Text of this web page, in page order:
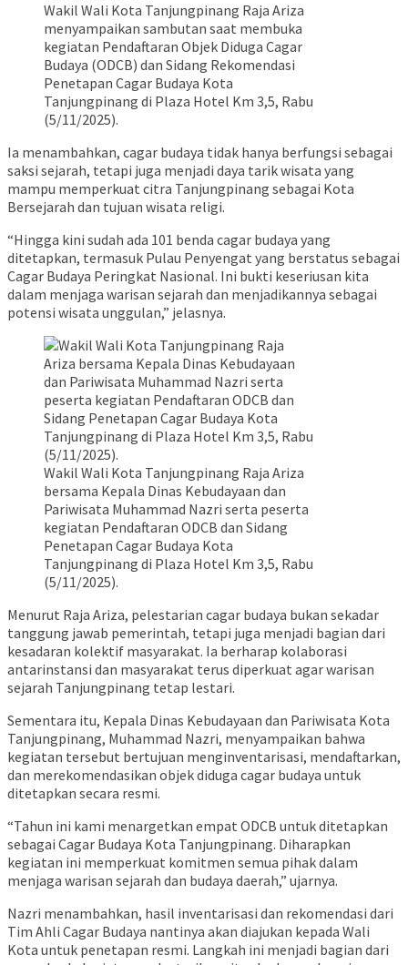
Wakil Wali Kota Tanjungpinang Raja Ariza
menyampaikan sambutan saat membuka
kegiatan Pendaftaran Objek Diduga Cagar
Budaya (ODCB) dan Sidang Rekomendasi
Penetapan Cagar Budaya Kota
Tanjungpinang di Plaza Hotel Km 3,5, Rabu
(5/11/2025).
Ia menambahkan, cagar budaya tidak hanya berfungsi sebagai
saksi sejarah, tetapi juga menjadi daya tarik wisata yang
mampu memperkuat citra Tanjungpinang sebagai Kota
Bersejarah dan tujuan wisata religi.
“Hingga kini sudah ada 101 benda cagar budaya yang
ditetapkan, termasuk Pulau Penyengat yang berstatus sebagai
Cagar Budaya Peringkat Nasional. Ini bukti keseriusan kita
dalam menjaga warisan sejarah dan menjadikannya sebagai
potensi wisata unggulan,” jelasnya.
Wakil Wali Kota Tanjungpinang Raja Ariza
bersama Kepala Dinas Kebudayaan dan
Pariwisata Muhammad Nazri serta peserta
kegiatan Pendaftaran ODCB dan Sidang
Penetapan Cagar Budaya Kota
Tanjungpinang di Plaza Hotel Km 3,5, Rabu
(5/11/2025).
Menurut Raja Ariza, pelestarian cagar budaya bukan sekadar
tanggung jawab pemerintah, tetapi juga menjadi bagian dari
kesadaran kolektif masyarakat. Ia berharap kolaborasi
antarinstansi dan masyarakat terus diperkuat agar warisan
sejarah Tanjungpinang tetap lestari.
Sementara itu, Kepala Dinas Kebudayaan dan Pariwisata Kota
Tanjungpinang, Muhammad Nazri, menyampaikan bahwa
kegiatan tersebut bertujuan menginventarisasi, mendaftarkan,
dan merekomendasikan objek diduga cagar budaya untuk
ditetapkan secara resmi.
“Tahun ini kami menargetkan empat ODCB untuk ditetapkan
sebagai Cagar Budaya Kota Tanjungpinang. Diharapkan
kegiatan ini memperkuat komitmen semua pihak dalam
menjaga warisan sejarah dan budaya daerah,” ujarnya.
Nazri menambahkan, hasil inventarisasi dan rekomendasi dari
Tim Ahli Cagar Budaya nantinya akan diajukan kepada Wali
Kota untuk penetapan resmi. Langkah ini menjadi bagian dari